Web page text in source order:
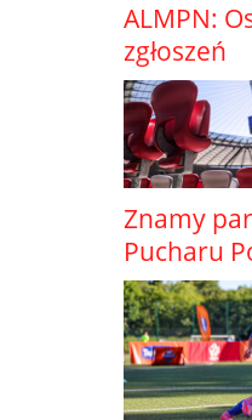
ALMPN:
zgłoszeń
Znamy
Pucharu